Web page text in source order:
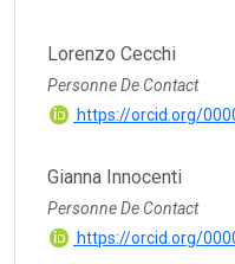
Lorenzo Cecchi
Personne De Contact
https://orcid.org/
Gianna Innocenti
Personne De Contact
https://orcid.org/